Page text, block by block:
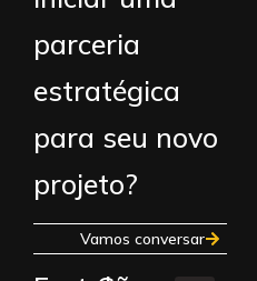
parceria
estratégica
para seu novo
projeto?
Vamos conversar